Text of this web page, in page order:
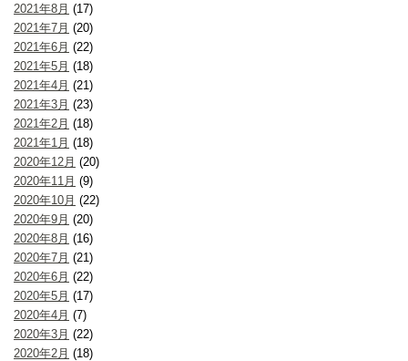
2021年8月 (17)
2021年7月 (20)
2021年6月 (22)
2021年5月 (18)
2021年4月 (21)
2021年3月 (23)
2021年2月 (18)
2021年1月 (18)
2020年12月 (20)
2020年11月 (9)
2020年10月 (22)
2020年9月 (20)
2020年8月 (16)
2020年7月 (21)
2020年6月 (22)
2020年5月 (17)
2020年4月 (7)
2020年3月 (22)
2020年2月 (18)